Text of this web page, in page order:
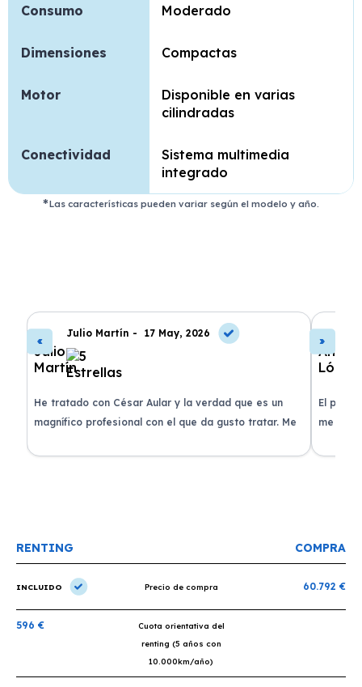
Consumo Moderado
Dimensiones Compactas
Motor
Disponible en varias
cilindradas
Conectividad
Sistema multimedia
integrado
Las características pueden variar según el modelo y año.
Julio Martín - 17 May, 2026
He tratado con César Aular y la verdad que es un
magnífico profesional con el que da gusto tratar. Me
recomiendo un montón, muchas gracias!
El
me
plazo
RENTING COMPRA
INCLUIDO Precio de compra 60.792 €
596 €
Cuota orientativa del
renting (5 años con
10.000km/año)